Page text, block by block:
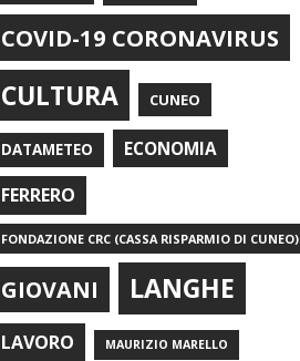
COVID-19 CORONAVIRUS
CULTURA CUNEO
DATAMETEO ECONOMIA
FERRERO
FONDAZIONE CRC (CASSA RISPARMIO DI CUNEO)
GIOVANI LANGHE
LAVORO MAURIZIO MARELLO